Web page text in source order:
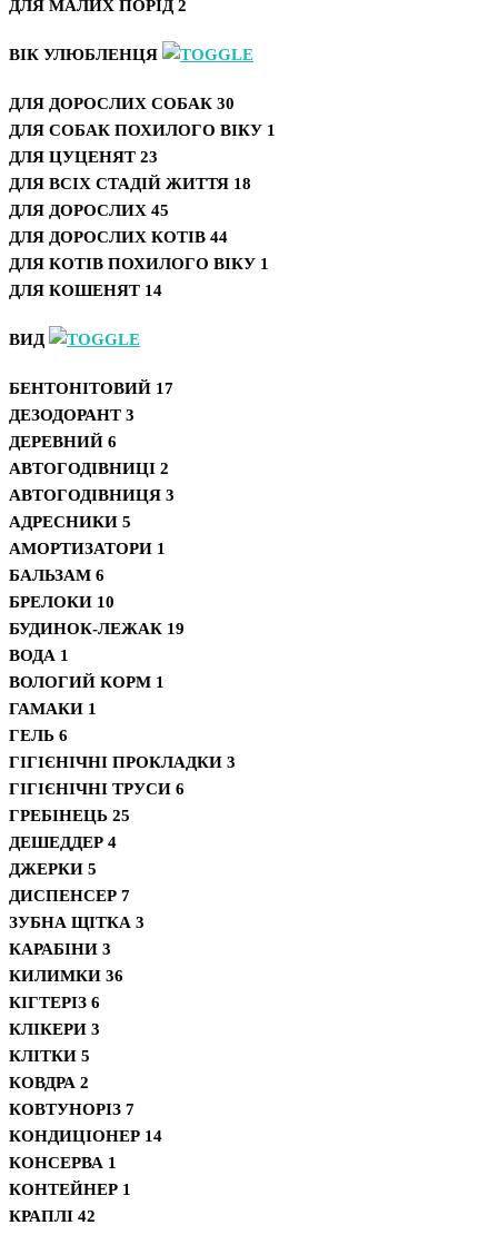
ДЛЯ МАЛИХ ПОРІД 2
ВІК УЛЮБЛЕНЦЯ
ДЛЯ ДОРОСЛИХ СОБАК 30
ДЛЯ СОБАК ПОХИЛОГО ВІКУ 1
ДЛЯ ЦУЦЕНЯТ 23
ДЛЯ ВСІХ СТАДІЙ ЖИТТЯ 18
ДЛЯ ДОРОСЛИХ 45
ДЛЯ ДОРОСЛИХ КОТІВ 44
ДЛЯ КОТІВ ПОХИЛОГО ВІКУ 1
ДЛЯ КОШЕНЯТ 14
ВИД
БЕНТОНІТОВИЙ 17
ДЕЗОДОРАНТ 3
ДЕРЕВНИЙ 6
АВТОГОДІВНИЦІ 2
АВТОГОДІВНИЦЯ 3
АДРЕСНИКИ 5
АМОРТИЗАТОРИ 1
БАЛЬЗАМ 6
БРЕЛОКИ 10
БУДИНОК-ЛЕЖАК 19
ВОДА 1
ВОЛОГИЙ КОРМ 1
ГАМАКИ 1
ГЕЛЬ 6
ГІГІЄНІЧНІ ПРОКЛАДКИ 3
ГІГІЄНІЧНІ ТРУСИ 6
ГРЕБІНЕЦЬ 25
ДЕШЕДДЕР 4
ДЖЕРКИ 5
ДИСПЕНСЕР 7
ЗУБНА ЩІТКА 3
КАРАБІНИ 3
КИЛИМКИ 36
КІГТЕРІЗ 6
КЛІКЕРИ 3
КЛІТКИ 5
КОВДРА 2
КОВТУНОРІЗ 7
КОНДИЦІОНЕР 14
КОНСЕРВА 1
КОНТЕЙНЕР 1
КРАПЛІ 42